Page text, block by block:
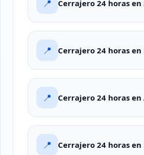
📍 Cerrajero 24 horas en
📍 Cerrajero 24 horas
📍 Cerrajero 24 horas en
📍 Cerrajero 24 horas en